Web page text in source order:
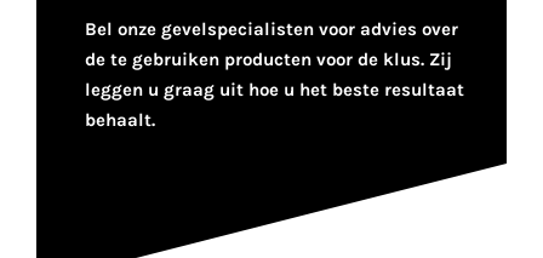
Bel onze gevelspecialisten voor advies over
de te gebruiken producten voor de klus. Zij
leggen u graag uit hoe u het beste resultaat
behaalt.